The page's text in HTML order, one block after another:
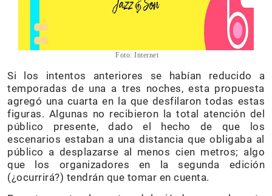
Foto: Internet
Si los intentos anteriores se habían reducido a
temporadas de una a tres noches, esta propuesta
agregó una cuarta en la que desfilaron todas estas
figuras. Algunas no recibieron la total atención del
público presente, dado el hecho de que los
escenarios estaban a una distancia que obligaba al
público a desplazarse al menos cien metros; algo
que los organizadores en la segunda edición
(¿ocurrirá?) tendrán que tomar en cuenta.